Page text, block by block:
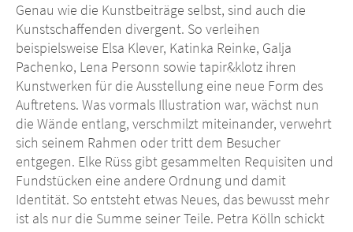
Genau wie die Kunstbeiträge selbst, sind auch die
Kunstschaffenden divergent. So verleihen
beispielsweise Elsa Klever, Katinka Reinke, Galja
Pachenko, Lena Personn sowie tapir&klotz ihren
Kunstwerken für die Ausstellung eine neue Form des
Auftretens. Was vormals Illustration war, wächst nun
die Wände entlang, verschmilzt miteinander, verwehrt
sich seinem Rahmen oder tritt dem Besucher
entgegen. Elke Rüss gibt gesammelten Requisiten und
Fundstücken eine andere Ordnung und damit
Identität. So entsteht etwas Neues, das bewusst mehr
ist als nur die Summe seiner Teile. Petra Kölln schickt